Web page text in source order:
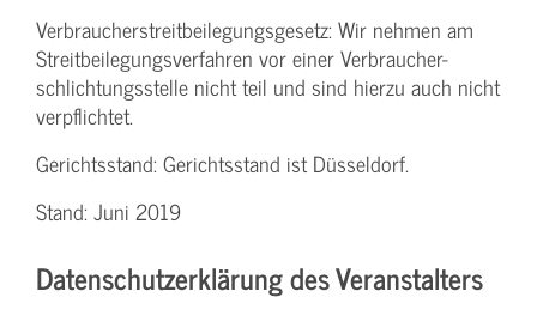
Verbraucher­streitbeilegungs­gesetz: Wir nehmen am
Streit­beilegungs­verfahren vor einer Verbraucher­
schlichtungs­stelle nicht teil und sind hierzu auch nicht
verpflichtet.
Gerichtsstand: Gerichtsstand ist Düsseldorf.
Stand: Juni 2019
Datenschutzerklärung des Veranstalters